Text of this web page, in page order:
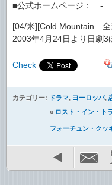
■公式ホームページ： -
[04/米][Cold Mountain 全
2003年4月24日より日劇3
Check
カテゴリー: ドラマ, ヨーロッパ,
« ロスト・イン・ト
フォーチュン・クッ